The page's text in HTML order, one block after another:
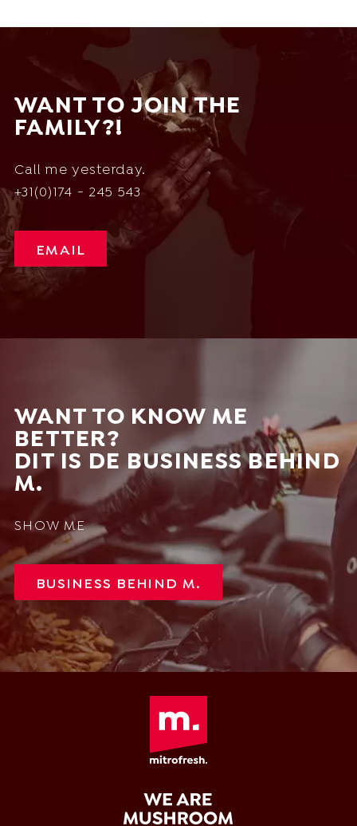
WANT TO JOIN THE
FAMILY?!
Call me yesterday.
+31(0)174 - 245 543
EMAIL
WANT TO KNOW ME
BETTER?
DIT IS DE BUSINESS BEHIND
M.
SHOW ME
BUSINESS BEHIND M.